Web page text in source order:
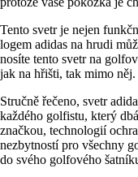
Tento svetr je nejen
logem adidas na hrudi
nosíte tento svetr na
jak na hřišti, tak mimo něj.
Stručně řečeno, svetr
každého golfistu, který
značkou, technologií
nezbytností pro všechny
do svého golfového